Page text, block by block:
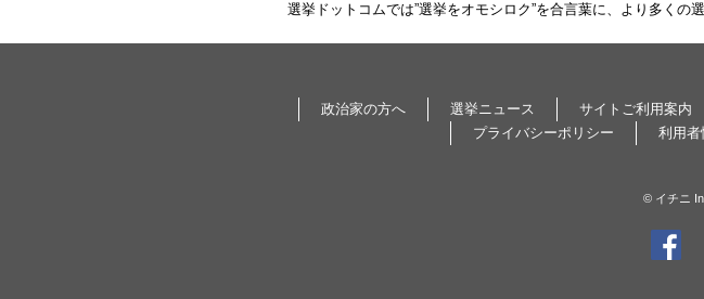
選挙ドットコムでは”選挙をオモシロク”を合言葉に、より多く
政治家の方へ 選挙ニュース サイトご利用案内
プライバシーポリシー
利用者
© イチニ